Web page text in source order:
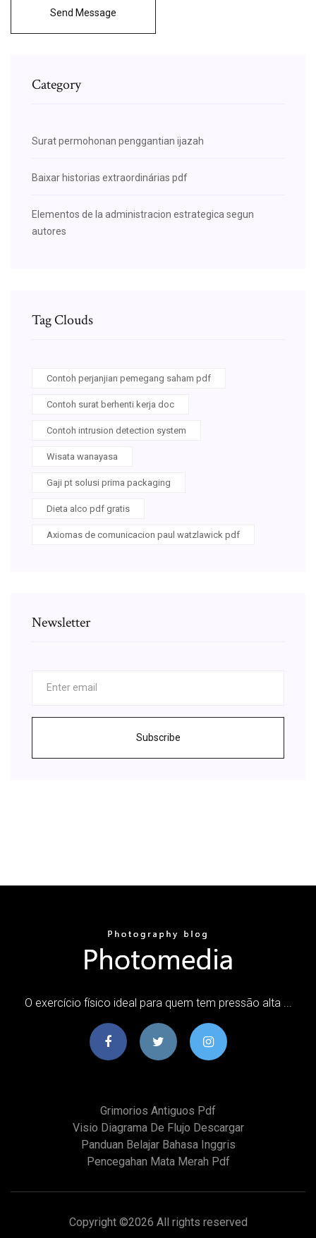
Send Message
Category
Surat permohonan penggantian ijazah
Baixar historias extraordinárias pdf
Elementos de la administracion estrategica segun
autores
Tag Clouds
Contoh perjanjian pemegang saham pdf
Contoh surat berhenti kerja doc
Contoh intrusion detection system
Wisata wanayasa
Gaji pt solusi prima packaging
Dieta alco pdf gratis
Axiomas de comunicacion paul watzlawick pdf
Newsletter
Subscribe
O exercício físico ideal para quem tem pressão alta ...
Grimorios Antiguos Pdf
Visio Diagrama De Flujo Descargar
Panduan Belajar Bahasa Inggris
Pencegahan Mata Merah Pdf
Copyright ©2026 All rights reserved